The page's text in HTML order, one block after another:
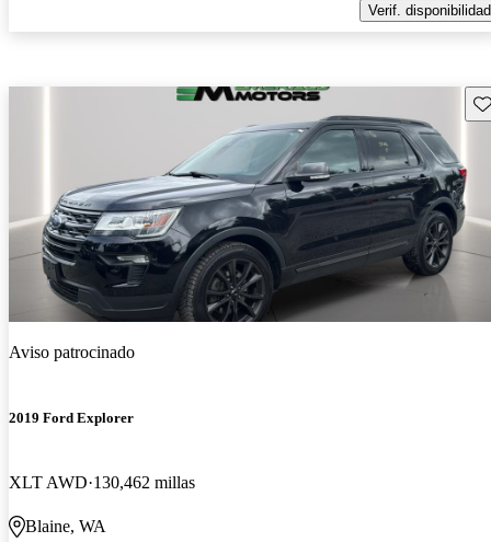
Verif. disponibilidad
Aviso patrocinado
2019 Ford Explorer
XLT AWD 130,462 millas
Blaine, WA